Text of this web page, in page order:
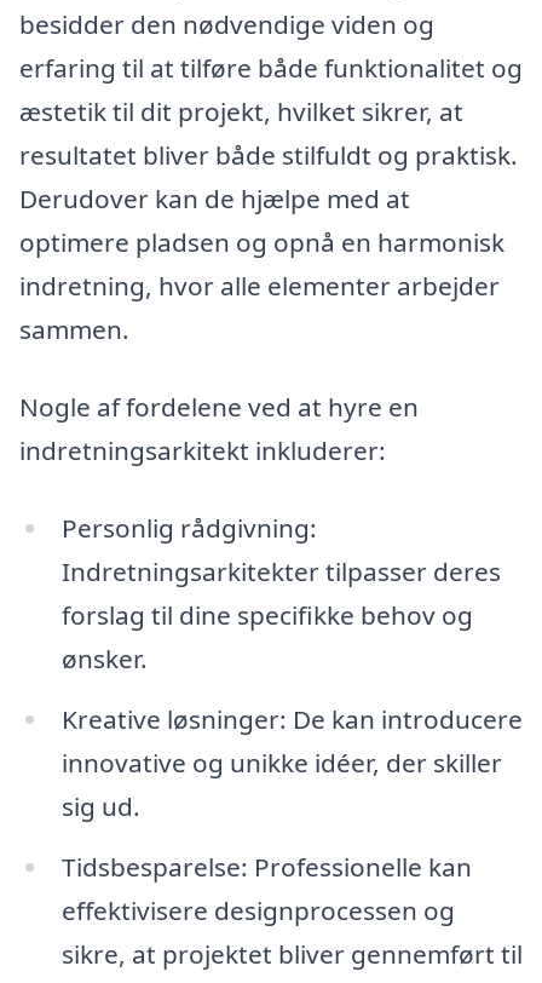
besidder den nødvendige viden og
erfaring til at tilføre både funktionalitet og
æstetik til dit projekt, hvilket sikrer, at
resultatet bliver både stilfuldt og praktisk.
Derudover kan de hjælpe med at
optimere pladsen og opnå en harmonisk
indretning, hvor alle elementer arbejder
sammen.
Nogle af fordelene ved at hyre en
indretningsarkitekt inkluderer:
Personlig rådgivning:
Indretningsarkitekter tilpasser deres
forslag til dine specifikke behov og
ønsker.
Kreative løsninger: De kan introducere
innovative og unikke idéer, der skiller
sig ud.
Tidsbesparelse: Professionelle kan
effektivisere designprocessen og
sikre, at projektet bliver gennemført til